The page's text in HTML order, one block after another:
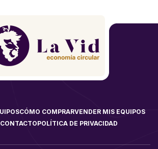
CÓMO COMPRARVENDER MIS EQUIPOS
CONTACTOPOLÍTICA DE PRIVACIDAD